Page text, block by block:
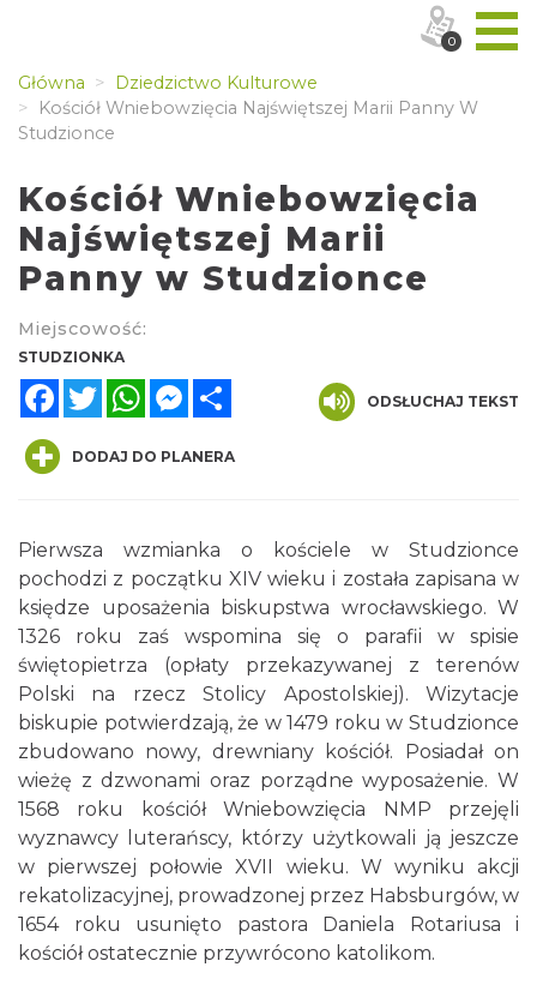
Główna
Dziedzictwo Kulturowe
Kościół Wniebowzięcia Najświętszej Marii Panny W
Studzionce
Kościół Wniebowzięcia
Najświętszej Marii
Panny w Studzionce
Miejscowość:
STUDZIONKA
FacebookTwitterWhatsAppMessenger
ODSŁUCHAJ TEKST
DODAJ DO PLANERA
Pierwsza wzmianka o kościele w Studzionce
pochodzi z początku XIV wieku i została zapisana w
księdze uposażenia biskupstwa wrocławskiego. W
1326 roku zaś wspomina się o parafii w spisie
świętopietrza (opłaty przekazywanej z terenów
Polski na rzecz Stolicy Apostolskiej). Wizytacje
biskupie potwierdzają, że w 1479 roku w Studzionce
zbudowano nowy, drewniany kościół. Posiadał on
wieżę z dzwonami oraz porządne wyposażenie. W
1568 roku kościół Wniebowzięcia NMP przejęli
wyznawcy luterańscy, którzy użytkowali ją jeszcze
w pierwszej połowie XVII wieku. W wyniku akcji
rekatolizacyjnej, prowadzonej przez Habsburgów, w
1654 roku usunięto pastora Daniela Rotariusa i
kościół ostatecznie przywrócono katolikom.
0